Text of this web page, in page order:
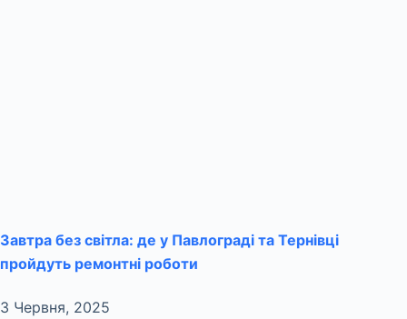
Завтра без світла: де у Павлограді та Тернівці
пройдуть ремонтні роботи
3 Червня, 2025